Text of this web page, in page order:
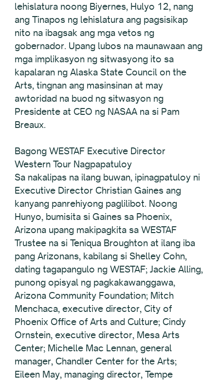
lehislatura noong Biyernes, Hulyo 12, nang
ang Tinapos ng lehislatura ang pagsisikap
nito na ibagsak ang mga vetos ng
gobernador. Upang lubos na maunawaan ang
mga implikasyon ng sitwasyong ito sa
kapalaran ng Alaska State Council on the
Arts, tingnan ang masinsinan at may
awtoridad na buod ng sitwasyon ng
Presidente at CEO ng NASAA na si Pam
Breaux.
Bagong WESTAF Executive Director
Western Tour Nagpapatuloy
Sa nakalipas na ilang buwan, ipinagpatuloy ni
Executive Director Christian Gaines ang
kanyang panrehiyong paglilibot. Noong
Hunyo, bumisita si Gaines sa Phoenix,
Arizona upang makipagkita sa WESTAF
Trustee na si Teniqua Broughton at ilang iba
pang Arizonans, kabilang si Shelley Cohn,
dating tagapangulo ng WESTAF; Jackie Alling,
punong opisyal ng pagkakawanggawa,
Arizona Community Foundation; Mitch
Menchaca, executive director, City of
Phoenix Office of Arts and Culture; Cindy
Ornstein, executive director, Mesa Arts
Center; Michelle Mac Lennan, general
manager, Chandler Center for the Arts;
Eileen May, managing director, Tempe